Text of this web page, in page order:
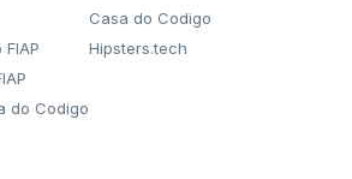
do Codigo
Casa do Codigo
Hipsters.tech